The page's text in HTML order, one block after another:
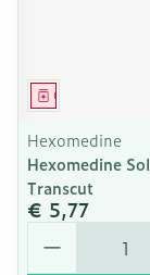
Geneesmiddel
Hexomedine
Hexomedine
Transcut
€ 5,77
Aantal